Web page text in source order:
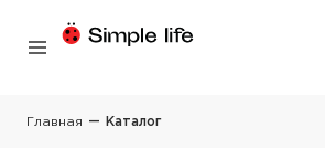
Главная Каталог